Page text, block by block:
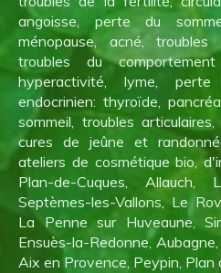
angoisse, perte du
ménopause, acné,
troubles du comportement
hyperactivité, lyme,
endocrinien: thyroïde,
sommeil, troubles articulaires,
cures de jeûne et
ateliers de cosmétique bio,
Plan-de-Cuques, Allauch,
Septèmes-les-Vallons, Le
La Penne sur Huveaune,
Ensuès-la-Redonne,
Aix en Provence, Peypin, Plan